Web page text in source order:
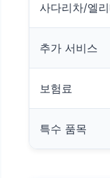
사다리차/엘
추가 서비스
보험료
특수 품목